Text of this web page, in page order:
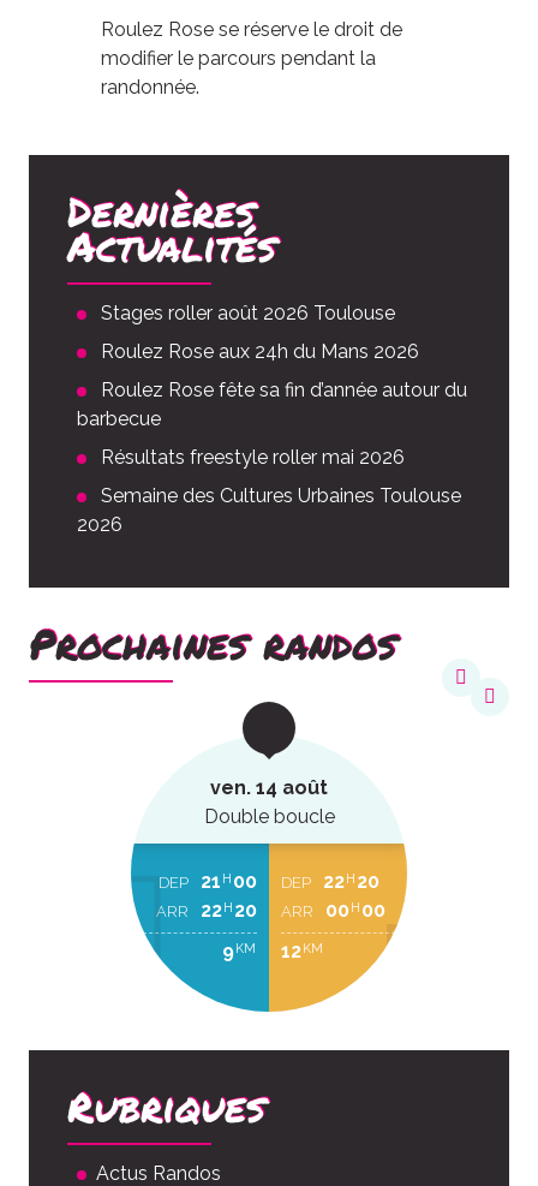
Roulez Rose se réserve le droit de
modifier le parcours pendant la
randonnée.
Dernières
Actualités
Stages roller août 2026 Toulouse
Roulez Rose aux 24h du Mans 2026
Roulez Rose fête sa fin d’année autour du
barbecue
Résultats freestyle roller mai 2026
Semaine des Cultures Urbaines Toulouse
2026
Prochaines randos
ven. 14 août
Double boucle
DEP 21 H 00
ARR 22H 20
9KM
DEP 22H 20
ARR 00H 00
12KM
Rubriques
Actus Randos